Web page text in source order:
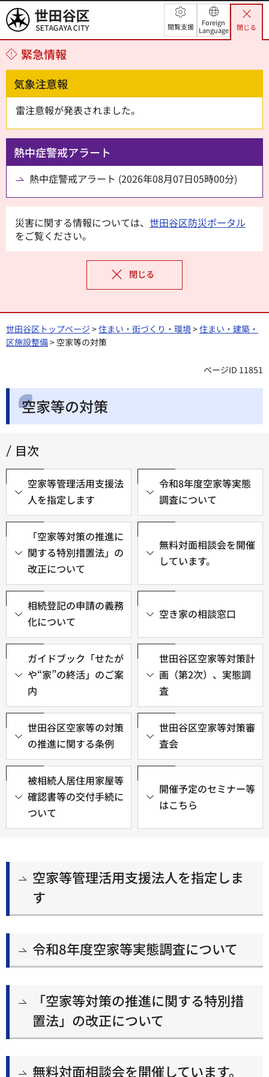
世田谷区 閲覧支援
Foreign
Language
閉じる
緊急情報
気象注意報
雷注意報が発表されました。
熱中症警戒アラート
熱中症警戒アラート (2026年08月07日05時00分)
災害に関する情報については、 世田谷区防災ポータル
をご覧ください。
閉じる
世田谷区トップページ >住まい・街づくり・環境>住まい・建築・
区施設整備> 空家等の対策
ページID 11851
空家等の対策
目次
空家等管理活用支援法
人を指定します
令和8年度空家等実態
調査について
「空家等対策の推進に
関する特別措置法」の
改正について
無料対面相談会を開催
しています。
相続登記の申請の義務
化について
空き家の相談窓口
ガイドブック「せたが
や“家”の終活」のご案
内
世田谷区空家等対策計
画（第2次）、実態調
査
世田谷区空家等の対策
の推進に関する条例
世田谷区空家等対策審
査会
被相続人居住用家屋等
確認書等の交付手続に
ついて
開催予定のセミナー等
はこちら
空家等管理活用支援法人を指定しま
す
令和8年度空家等実態調査について
「空家等対策の推進に関する特別措
置法」の改正について
無料対面相談会を開催しています。